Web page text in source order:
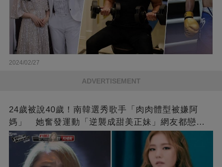
2024/02/27
ADVERTISEMENT
24歲被說40歲！南韓選秀歌手「肉肉體型被嫌阿
媽」 她奮發運動「逆襲成甜美正妹」網友都戀愛
了❤